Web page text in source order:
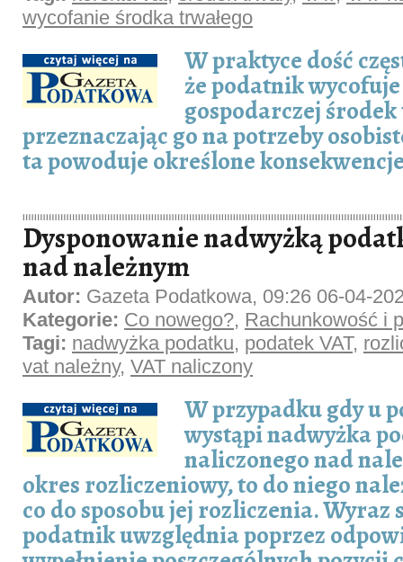
wycofanie środka trwałego
W praktyce dość
że podatnik
gospodarczej środek
przeznaczając go na potrzeby
ta powoduje określone
Dysponowanie nadwyżką
nad należnym
Autor: Gazeta Podatkowa, 09:26 06-04-
Kategorie: Co nowego?, Rachunkowość i
Tagi: nadwyżka podatku, podatek VAT,
vat należny, VAT naliczony
W przypadku gdy u
wystąpi nadwyżka
naliczonego nad
okres rozliczeniowy, to do niego
co do sposobu jej rozliczenia. Wyraz
podatnik uwzględnia poprzez